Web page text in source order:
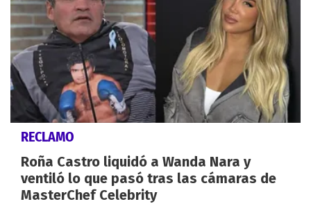
RECLAMO
Roña Castro liquidó a Wanda Nara y
ventiló lo que pasó tras las cámaras de
MasterChef Celebrity